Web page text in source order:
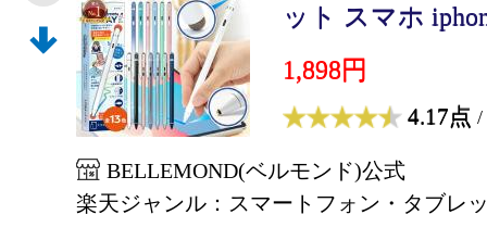
ット スマホ
1,898円
4.17点 /
BELLEMOND(ベルモンド)公式
楽天ジャンル：スマートフォン・タブレ